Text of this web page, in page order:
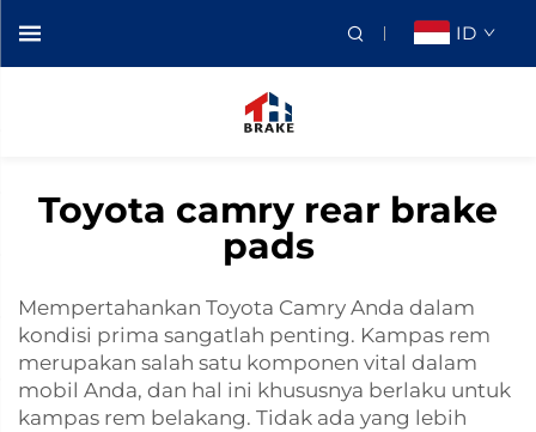
ID
Toyota camry rear brake
pads
Mempertahankan Toyota Camry Anda dalam
kondisi prima sangatlah penting. Kampas rem
merupakan salah satu komponen vital dalam
mobil Anda, dan hal ini khususnya berlaku untuk
kampas rem belakang. Tidak ada yang lebih